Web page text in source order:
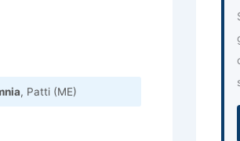
, Patti (ME)